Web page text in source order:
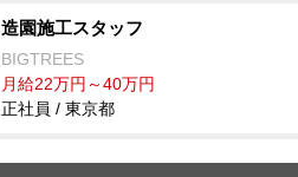
造園施工スタッフ
BIGTREES
月給22万円～40万円
正社員 / 東京都